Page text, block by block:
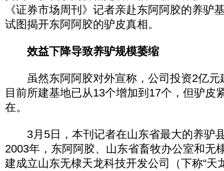
《证券市场周刊》记者亲赴东阿阿胶的养驴
试图揭开东阿阿胶的驴皮真相。
效益下降导致养驴规模萎缩
虽然东阿阿胶对外宣称，公司投资2亿元
目前所建基地已从13个增加到17个，但驴皮
在。
3月5日，本刊记者在山东省最大的养驴
2003年，东阿阿胶、山东省畜牧办公室和无
建成立山东无棣天龙科技开发公司（下称“天